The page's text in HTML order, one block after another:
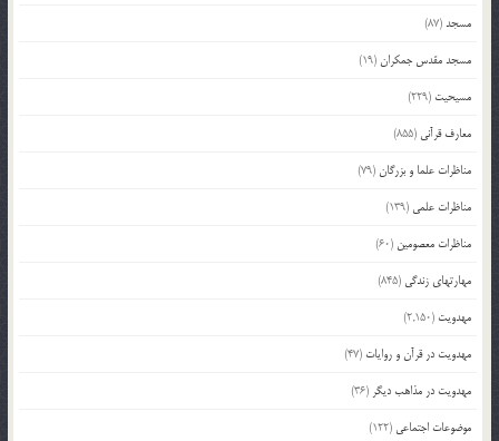
مسجد(87)
مسجد مقدس جمکران(19)
مسیحیت (229)
معارف قرآنی (855)
مناظرات علما و بزرگان(79)
مناظرات علمی (139)
مناظرات معصومین (60)
مهارتهای زندگی (845)
مهدویت (2,150)
مهدویت در قرآن و روایات (47)
مهدویت در مذاهب دیگر (36)
موضوعات اجتماعی (122)